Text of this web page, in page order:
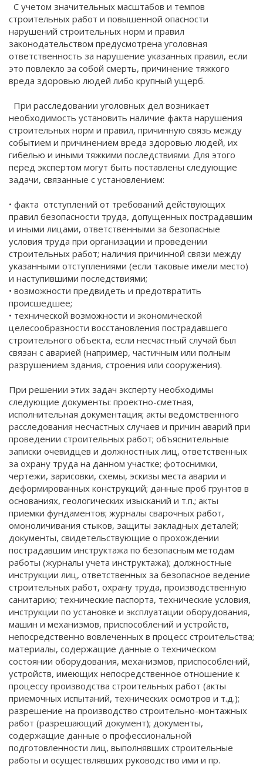
С учетом значительных масштабов и темпов
строительных работ и повышенной опасности
нарушений строительных норм и правил
законодательством предусмотрена уголовная
ответственность за нарушение указанных правил, если
это повлекло за собой смерть, причинение тяжкого
вреда здоровью людей либо крупный ущерб.
При расследовании уголовных дел возникает
необходимость установить наличие факта нарушения
строительных норм и правил, причинную связь между
событием и причинением вреда здоровью людей, их
гибелью и иными тяжкими последствиями. Для этого
перед экспертом могут быть поставлены следующие
задачи, связанные с установлением:
• факта отступлений от требований действующих
правил безопасности труда, допущенных пострадавшим
и иными лицами, ответственными за безопасные
условия труда при организации и проведении
строительных работ; наличия причинной связи между
указанными отступлениями (если таковые имели место)
и наступившими последствиями;
• возможности предвидеть и предотвратить
происшедшее;
• технической возможности и экономической
целесообразности восстановления пострадавшего
строительного объекта, если несчастный случай был
связан с аварией (например, частичным или полным
разрушением здания, строения или сооружения).
При решении этих задач эксперту необходимы
следующие документы: проектно-сметная,
исполнительная документация; акты ведомственного
расследования несчастных случаев и причин аварий при
проведении строительных работ; объяснительные
записки очевидцев и должностных лиц, ответственных
за охрану труда на данном участке; фотоснимки,
чертежи, зарисовки, схемы, эскизы места аварии и
деформированных конструкций; данные проб грунтов в
основаниях, геологических изысканий и т.п.; акты
приемки фундаментов; журналы сварочных работ,
омоноличивания стыков, защиты закладных деталей;
документы, свидетельствующие о прохождении
пострадавшим инструктажа по безопасным методам
работы (журналы учета инструктажа); должностные
инструкции лиц, ответственных за безопасное ведение
строительных работ, охрану труда, производственную
санитарию; технические паспорта, технические условия,
инструкции по установке и эксплуатации оборудования,
машин и механизмов, приспособлений и устройств,
непосредственно вовлеченных в процесс строительства;
материалы, содержащие данные о техническом
состоянии оборудования, механизмов, приспособлений,
устройств, имеющих непосредственное отношение к
процессу производства строительных работ (акты
приемочных испытаний, технических осмотров и т.д.);
разрешение на производство строительно-монтажных
работ (разрешающий документ); документы,
содержащие данные о профессиональной
подготовленности лиц, выполнявших строительные
работы и осуществлявших руководство ими и пр.